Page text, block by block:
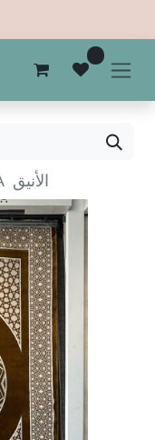
Elegance 08420A الأنيق